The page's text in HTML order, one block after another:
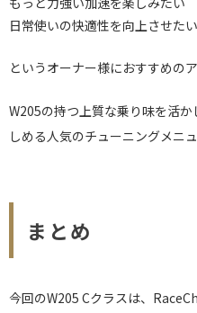
日常使いの快適性を向上させたい
というオーナー様におすすめのア
W205の持つ上質な乗り味を活
しめる人気のチューニングメニ
まとめ
今回のW205 Cクラスは、